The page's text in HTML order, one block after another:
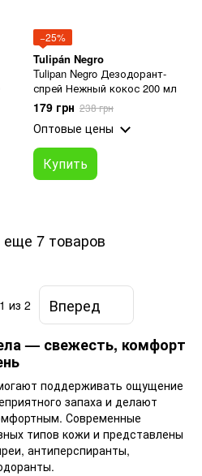
−25%
Tulipán Negro
Tulipan Negro Дезодорант-
спрей Нежный кокос 200 мл
179 грн 238 грн
Оптовые цены
Купить
еще 7 товаров
1 из 2
Вперед
— свежесть, комфорт
поддерживать ощущение
запаха и делают
Современные
типов кожи и представлены
антиперспиранты,